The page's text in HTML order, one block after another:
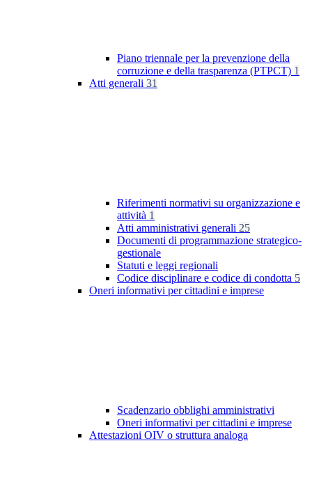
Piano triennale per la prevenzione della
corruzione e della trasparenza (PTPCT) 1
Atti generali 31
Riferimenti normativi su organizzazione e
attività 1
Atti amministrativi generali 25
Documenti di programmazione strategico-
gestionale
Statuti e leggi regionali
Codice disciplinare e codice di condotta 5
Oneri informativi per cittadini e imprese
Scadenzario obblighi amministrativi
Oneri informativi per cittadini e imprese
Attestazioni OIV o struttura analoga